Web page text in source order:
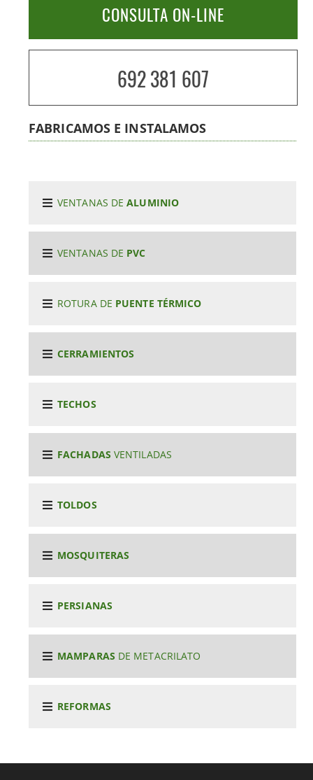
CONSULTA ON-LINE
692 381 607
FABRICAMOS E INSTALAMOS
VENTANAS DEALUMINIO
VENTANAS DE PVC
ROTURA DE PUENTE TÉRMICO
CERRAMIENTOS
TECHOS
FACHADAS VENTILADAS
TOLDOS
MOSQUITERAS
PERSIANAS
MAMPARAS DE METACRILATO
REFORMAS